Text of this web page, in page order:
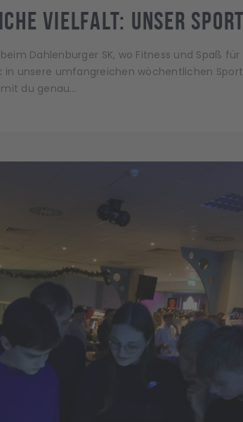
Vielfalt: unser
Dahlenburger SK, wo Fitness und Spaß
in unsere umfangreichen wöchentlichen
du genau…